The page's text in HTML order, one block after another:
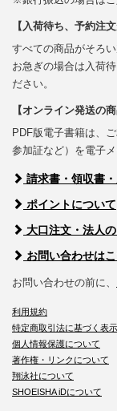
【入荷待ち、予約注
すべての商品がそろ
お急ぎの場合は入荷
ださい。
【オンライン発送の商
PDF版電子書籍は、
参加証など）を電子
請求書・領収書
ポイントについて
大口注文・法人
お問い合わせは
お問い合わせの前に、
利用規約
特定商取引法に基づく表示
個人情報保護について
著作権・リンクについて
翔泳社について
SHOEISHA iDについて